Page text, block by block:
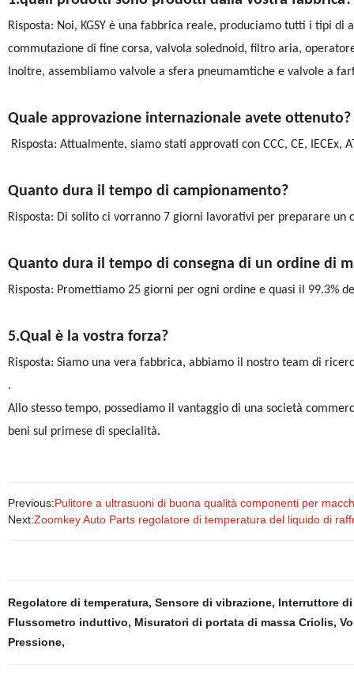
Risposta: Noi, KGSY è una fabbrica reale, produciamo tutti i tipi
commutazione di fine corsa, valvola solednoid, filtro aria,
Inoltre, assembliamo valvole a sfera pneumamtiche e valvole a
Quale approvazione internazionale avete ottenuto?
Risposta: Attualmente, siamo stati approvati con CCC, CE, IECEx,
Quanto dura il tempo di campionamento?
Risposta: Di solito ci vorranno 7 giorni lavorativi per preparare un
Quanto dura il tempo di consegna di un ordine di
Risposta: Promettiamo 25 giorni per ogni ordine e quasi il 99.3%
5.Qual è la vostra forza?
Risposta: Siamo una vera fabbrica, abbiamo il nostro team di
.
Allo stesso tempo, possediamo il vantaggio di una società
beni sul primese di specialità.
Previous:Pulitore a ultrasuoni di buona qualità componenti per
Next:Zoomkey Auto Parts regolatore di temperatura del liquido di
Regolatore di temperatura, Sensore di vibrazione, Interruttore
Flussometro induttivo, Misuratori di portata di massa Criolis,
Pressione,